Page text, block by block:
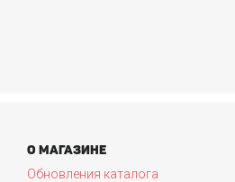
О МАГАЗИНЕ
Обновления каталога